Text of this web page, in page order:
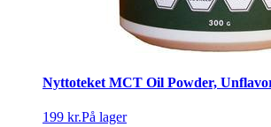
Nyttoteket MCT Oil Powder,
199 kr.På lager